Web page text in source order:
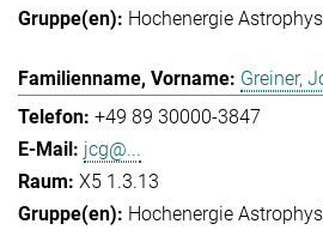
Hochenergie
Greiner,
+49 89 30000-3847
jcg@...
X5 1.3.13
Hochenergie